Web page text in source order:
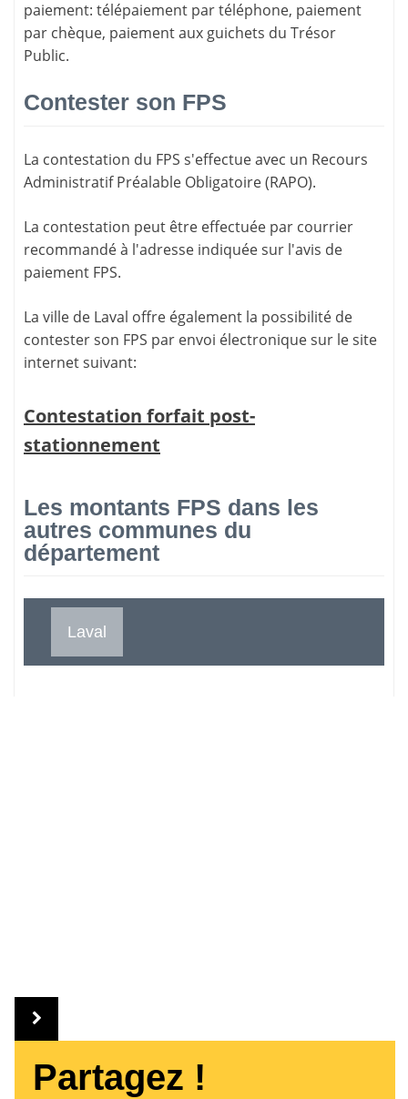
paiement: télépaiement par téléphone, paiement
par chèque, paiement aux guichets du Trésor
Public.
Contester son FPS
La contestation du FPS s'effectue avec un Recours
Administratif Préalable Obligatoire (RAPO).
La contestation peut être effectuée par courrier
recommandé à l'adresse indiquée sur l'avis de
paiement FPS.
La ville de Laval offre également la possibilité de
contester son FPS par envoi électronique sur le site
internet suivant:
Contestation forfait post-
stationnement
Les montants FPS dans les
autres communes du
département
Laval
Partagez !